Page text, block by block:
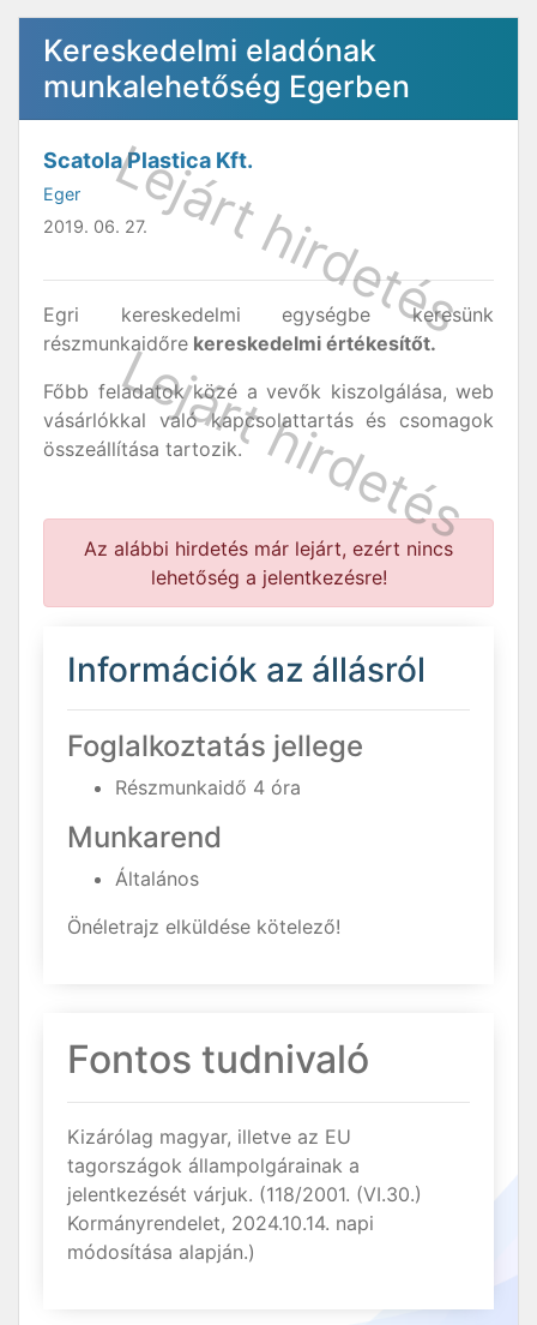
Kereskedelmi eladónak
munkalehetőség Egerben
Scatola Plastica Kft.
Eger
2019. 06. 27.
Egri kereskedelmi egységbe keresünk
részmunkaidőre kereskedelmi értékesítőt.
Főbb feladatok közé a vevők kiszolgálása, web
vásárlókkal való kapcsolattartás és csomagok
összeállítása tartozik.
Az alábbi hirdetés már lejárt, ezért nincs
lehetőség a jelentkezésre!
Információk az állásról
Foglalkoztatás jellege
Részmunkaidő 4 óra
Munkarend
Általános
Önéletrajz elküldése kötelező!
Fontos tudnivaló
Kizárólag magyar, illetve az EU
tagországok állampolgárainak a
jelentkezését várjuk. (118/2001. (VI.30.)
Kormányrendelet, 2024.10.14. napi
módosítása alapján.)